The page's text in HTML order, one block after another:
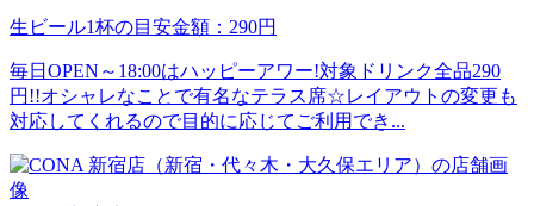
生ビール1杯の目安金額：290円
毎日OPEN～18:00はハッピーアワー!対象ドリンク全品290
円!!オシャレなことで有名なテラス席☆レイアウトの変更も
対応してくれるので目的に応じてご利用でき...